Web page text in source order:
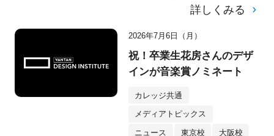
詳しくみる
2026年7月6日（月）
祝！卒業生花房さんのデザ
インが音楽賞ノミネート
カレッジ共通
メディアトピックス
ニュース 東京校 大阪校